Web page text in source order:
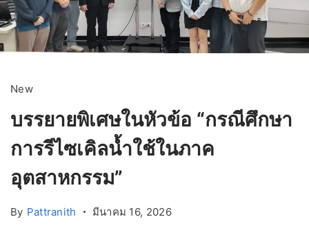
New
บรรยายพิเศษในหัวข้อ “กรณีศึกษา
การรีไซเคิลน้ำใช้ในภาค
อุตสาหกรรม”
By Pattranith มีนาคม 16, 2026